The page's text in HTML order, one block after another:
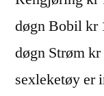
døgn Bobil kr
døgn Strøm
sexleketøy er